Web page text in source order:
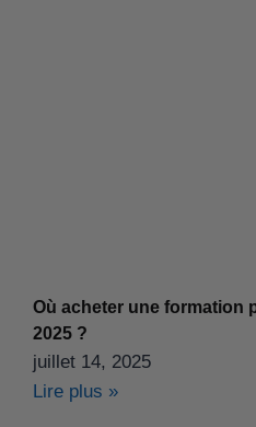
Où acheter une formation
2025 ?
juillet 14, 2025
Lire plus »